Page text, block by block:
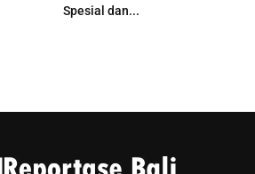
Spesial dan...